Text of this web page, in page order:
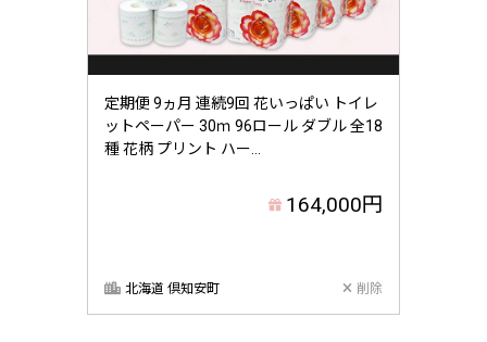
定期便 9ヵ月 連続9回 花いっぱい トイレ
ットペーパー 30ｍ 96ロール ダブル 全18
種 花柄 プリント ハー...
164,000円
北海道 倶知安町 削除